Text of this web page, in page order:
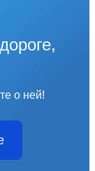
о ней!